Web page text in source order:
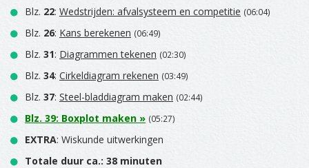
Blz. 22: Wedstrijden: afvalsysteem en competitie (06:04)
Blz. 26: Kans berekenen (06:49)
Blz. 31: Diagrammen tekenen (02:30)
Blz. 34: Cirkeldiagram rekenen (03:49)
Blz. 37: Steel-bladdiagram maken (02:44)
Blz. 39: Boxplot maken » (05:27)
EXTRA: Wiskunde uitwerkingen
Totale duur ca.: 38 minuten